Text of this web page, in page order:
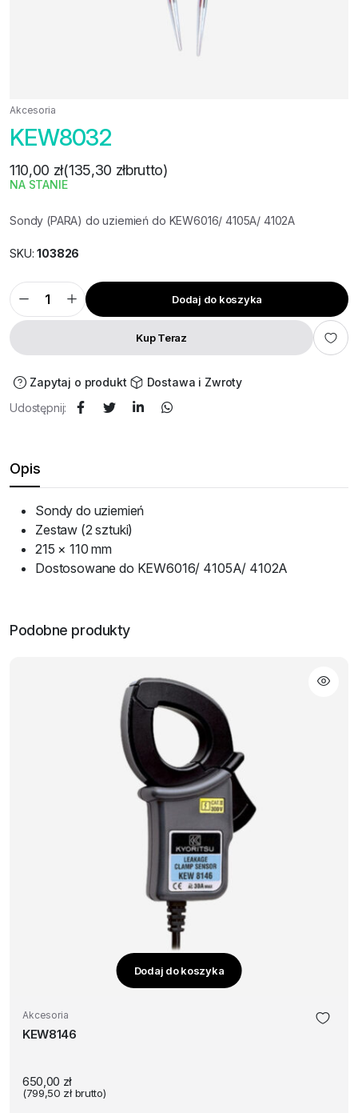
Akcesoria
KEW8032
110,00 zł(135,30 złbrutto)
NA STANIE
Sondy (PARA) do uziemień do KEW6016/ 4105A/ 4102A
SKU:103826
KEW8032
ilość
Dodaj do koszyka
Kup Teraz
Zapytaj o produkt
Dostawa i Zwroty
Udostępnij:
Opis
Sondy do uziemień
Zestaw (2 sztuki)
215 × 110 mm
Dostosowane do KEW6016/ 4105A/ 4102A
Podobne produkty
Dodaj do koszyka
Akcesoria
KEW8146
650,00 zł
(799,50 złbrutto)